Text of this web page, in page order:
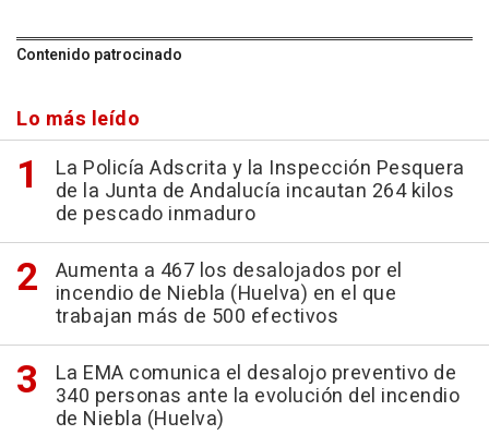
Contenido patrocinado
Lo más leído
La Policía Adscrita y la Inspección Pesquera
de la Junta de Andalucía incautan 264 kilos
de pescado inmaduro
Aumenta a 467 los desalojados por el
incendio de Niebla (Huelva) en el que
trabajan más de 500 efectivos
La EMA comunica el desalojo preventivo de
340 personas ante la evolución del incendio
de Niebla (Huelva)